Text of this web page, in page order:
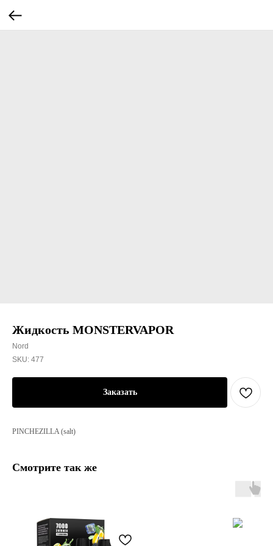
Жидкость MONSTERVAPOR
Nord
SKU: 477
Заказать
PINCHEZILLA (salt)
Смотрите так же